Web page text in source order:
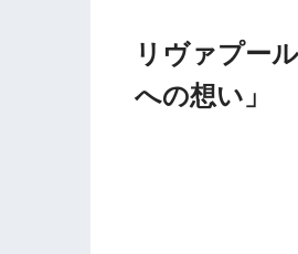
リヴァプー
への想い」